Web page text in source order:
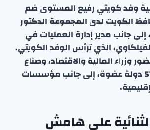
وفد كويتي رفيع المستوى ضم
الكويت لدى المجموعة الدكتور
جانب مدير إدارة العمليات في
الذي ترأس الوفد الكويتي.
وزراء المالية والاقتصاد، وصناع
القرار، وممثلي 57 دولة عضوة، إلى جانب مؤسسات
على هامش